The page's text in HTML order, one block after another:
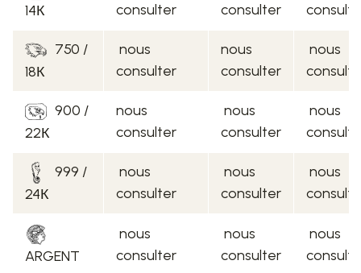
14К
consulter
consulter
750 /
18К
nous
consulter
nous
consulter
nous
900 /
22К
nous
consulter
nous
consulter
nous
999 /
24К
nous
consulter
nous
consulter
nous
ARGENT
nous
consulter
nous
consulter
nous